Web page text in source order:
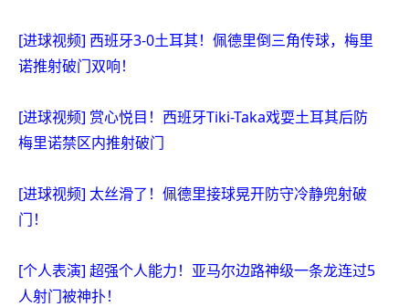
[进球视频] 西班牙3-0土耳其！佩德里倒三角传球，梅里
诺推射破门双响！
[进球视频] 赏心悦目！西班牙Tiki-Taka戏耍土耳其后防
梅里诺禁区内推射破门
[进球视频] 太丝滑了！佩德里接球晃开防守冷静兜射破
门！
[个人表演] 超强个人能力！亚马尔边路神级一条龙连过5
人射门被神扑！